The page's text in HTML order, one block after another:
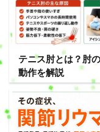
テニス肘とは？肘
動作を解説